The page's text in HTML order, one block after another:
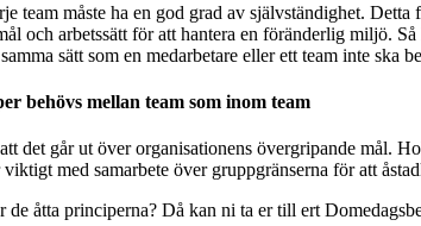
team måste ha en god grad av självständighet.
och arbetssätt för att hantera en föränderlig miljö.
sätt som en medarbetare eller ett team inte ska
behövs mellan team som inom team
det går ut över organisationens övergripande mål.
med samarbete över gruppgränserna för att
åtta principerna? Då kan ni ta er till ert